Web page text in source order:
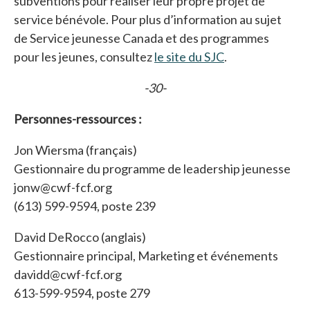
service bénévole. Pour plus d’information au sujet
de Service jeunesse Canada et des programmes
pour les jeunes, consultezle site du SJCs’ouvre dans
.
-30-
Personnes-ressources :
Jon Wiersma (français)
Gestionnaire du programme de leadership jeunesse
jonw@cwf-fcf.org
(613) 599-9594, poste 239
David DeRocco (anglais)
Gestionnaire principal, Marketing et événements
davidd@cwf-fcf.org
613-599-9594, poste 279